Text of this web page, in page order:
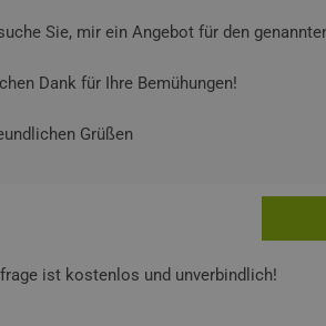
ist kostenlos und unverbindlich!